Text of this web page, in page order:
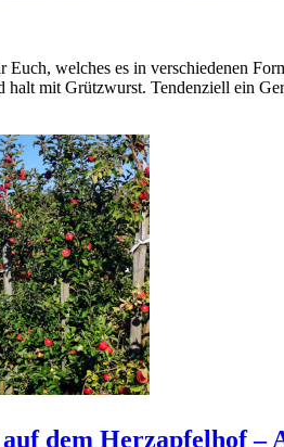
Euch, welches es in verschiedenen
halt mit Grützwurst. Tendenziell ein
dem Herzapfelhof –